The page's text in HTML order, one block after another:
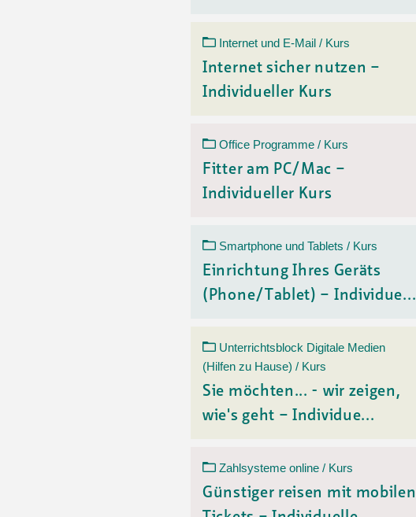
Internet und E-Mail / Kurs
Internet sicher nutzen –
Individueller Kurs
Office Programme / Kurs
Fitter am PC/Mac –
Individueller Kurs
Smartphone und Tablets / Kurs
Einrichtung Ihres Geräts
(Phone/Tablet) – Individue...
Unterrichtsblock Digitale Medien
(Hilfen zu Hause) / Kurs
Sie möchten... - wir zeigen,
wie's geht – Individue...
Zahlsysteme online / Kurs
Günstiger reisen mit mobilen